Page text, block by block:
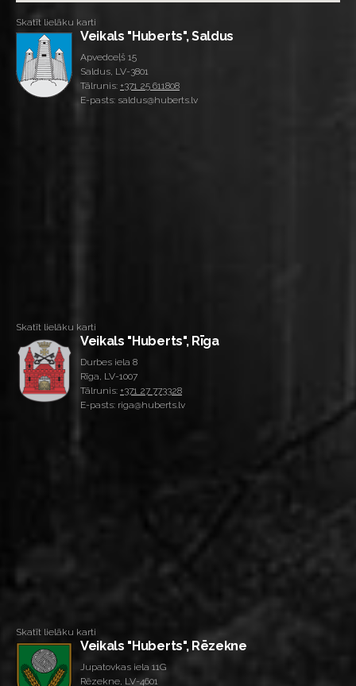
Skatīt lielāku karti
Veikals "Huberts", Saldus
Apvedceļš 15
Saldus, LV-3801
Tālrunis: +371 25 611808
E-pasts: saldus@huberts.lv
Skatīt lielāku karti
Veikals "Huberts", Rīga
Durbes iela 8
Rīga, LV-1007
Tālrunis: +371 27 773328
E-pasts: riga@huberts.lv
Skatīt lielāku karti
Veikals "Huberts", Rēzekne
Jupatovkas iela 11G
Rēzekne, LV-4601